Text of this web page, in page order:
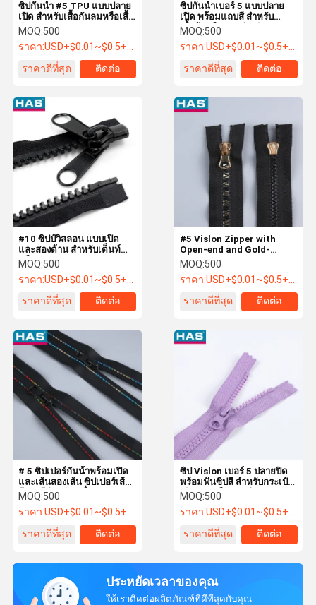
ซิปกันน้ำ #5 TPU แบบปลาย
เปิด สำหรับเสื้อกันลมหรือเสื้อ
กันฝน
MOQ:500
ราคา:USD+$0.01~$0.5+PC
ราคาดีที่สุด
ติดต่อ
ซิปกันน้ำเบอร์ 5 แบบปลาย
เปิด พร้อมแถบสี สำหรับ
เสื้อผ้าหรือกระเป๋าเดินทาง
MOQ:500
ราคา:USD+$0.01~$0.5+PC
ราคาดีที่สุด
ติดต่อ
#10 ซิปป์วิสลอน แบบเปิด
และสองด้าน สําหรับเต็นท์
หรือถุงนอน
MOQ:500
ราคา:USD+$0.01~$0.5+PC
ราคาดีที่สุด
ติดต่อ
#5 Vislon Zipper with
Open-end and Gold-
plated dental teeth for
Luggage or Home textile
สายซิปป์สําหรับกระเป๋าเดิน
ทางหรือเครื่องทอทอท
MOQ:500
ราคา:USD+$0.01~$0.5+PC
ราคาดีที่สุด
ติดต่อ
# 5 ซิปเปอร์กันน้ําพร้อมเปิด
และเส้นสองเส้น ซิปเปอร์เส้น
สีสองสีสําหรับเครื่องแต่งกาย
MOQ:500
ราคา:USD+$0.01~$0.5+PC
ราคาดีที่สุด
ติดต่อ
ซิป Vislon เบอร์ 5 ปลายปิด
พร้อมฟันซิปสี สำหรับกระเป๋า
เดินทางหรือกระเป๋า
MOQ:500
ราคา:USD+$0.01~$0.5+PC
ราคาดีที่สุด
ติดต่อ
ประหยัดเวลาของคุณ
ให้เราติดต่อผลิตภัณฑ์ที่ดีที่สุดกับคุณ